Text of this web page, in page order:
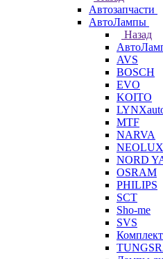
Автозапчасти
АвтоЛампы
Назад
AVS
BOSCH
EVO
KOITO
MTF
NARVA
NORD
OSRAM
PHILIPS
SCT
Sho-me
SVS